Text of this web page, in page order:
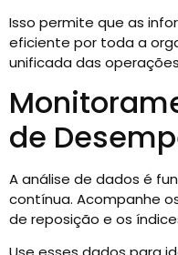
Isso permite que as
eficiente por toda a
unificada das
de
A análise de dados é
contínua. Acompanhe
de reposição e os